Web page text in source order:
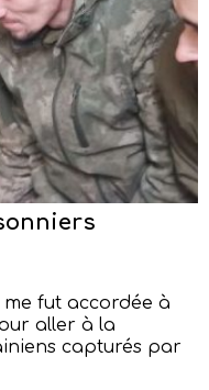
me fut accordée à
aller à la
capturés par